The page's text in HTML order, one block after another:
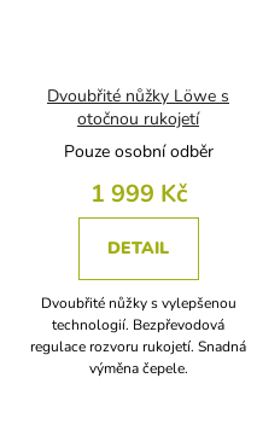
Dvoubřité nůžky Löwe s
otočnou rukojetí
Pouze osobní odběr
1 999 Kč
DETAIL
Dvoubřité nůžky s vylepšenou
technologií. Bezpřevodová
regulace rozvoru rukojetí. Snadná
výměna čepele.